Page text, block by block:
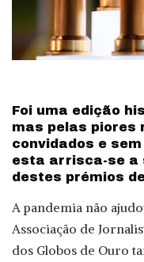
Foi uma edição
mas pelas piores
convidados e
esta arrisca-se a
destes prémios
A pandemia não
Associação de
dos Globos de Ouro